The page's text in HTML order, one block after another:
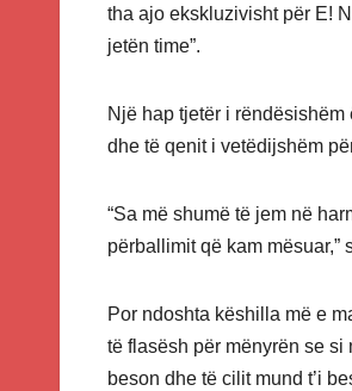
tha ajo ekskluzivisht për E!
jetën time”.
Një hap tjetër i
dhe të qenit i vetëdijshëm
“Sa më shumë të jem në
përballimit që kam mësuar,”
Por ndoshta këshilla më e
të flasësh për mënyrën se si
beson dhe të cilit mund t’i